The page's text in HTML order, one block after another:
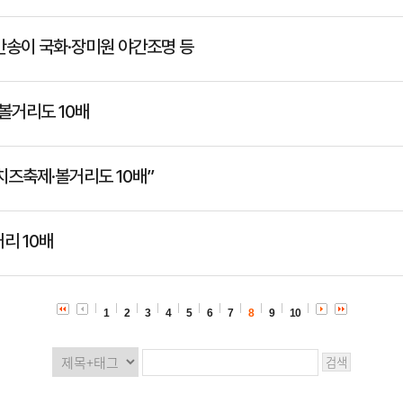
이 국화·장미원 야간조명 등
거리도 10배
축제·볼거리도 10배”
10배
1 2 3 4 5 6 7 8 9 10